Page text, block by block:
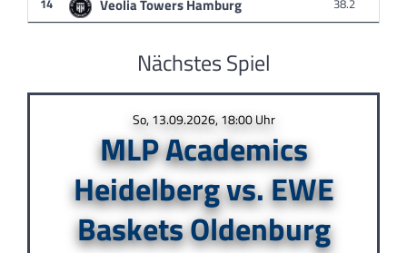
Veolia Towers Hamburg
Nächstes Spiel
So, 13.09.2026, 18:00 Uhr
MLP Academics
Heidelberg vs. EWE
Baskets Oldenburg